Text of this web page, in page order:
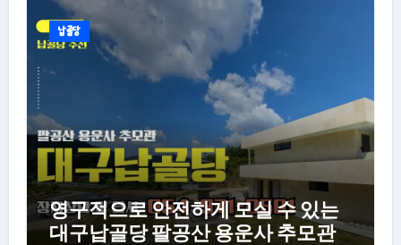
납골당
영구적으로 안전하게 모실 수 있는
대구납골당 팔공산 용운사 추모관